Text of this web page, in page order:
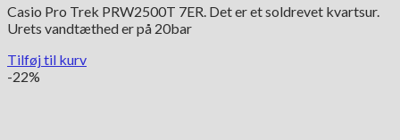
Casio Pro Trek PRW2500T 7ER. Det er et soldrevet kvartsur.
Urets vandtæthed er på 20bar
Tilføj til kurv
-22%